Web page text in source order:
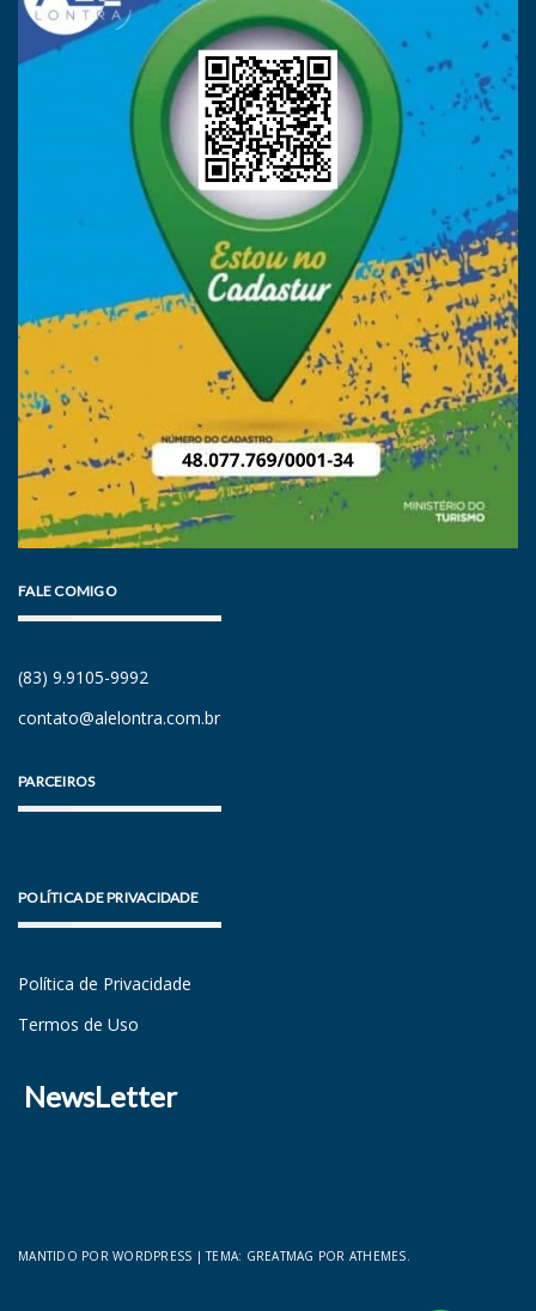
FALE COMIGO
(83) 9.9105-9992
contato@alelontra.com.br
PARCEIROS
POLÍTICA DE PRIVACIDADE
Política de Privacidade
Termos de Uso
NewsLetter
MANTIDO POR WORDPRESS |TEMA: GREATMAG POR ATHEMES.